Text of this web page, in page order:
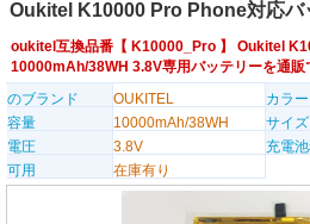
Oukitel K10000 Pro Phone対応バ
oukitel互換品番【 K10000_Pro 】 Oukitel
10000mAh/38WH 3.8V専用バッテリーを通販
のブランド
OUKITEL カラー
容量
10000mAh/38WH
サイズ
電圧
3.8V 充電
可用
在庫有り